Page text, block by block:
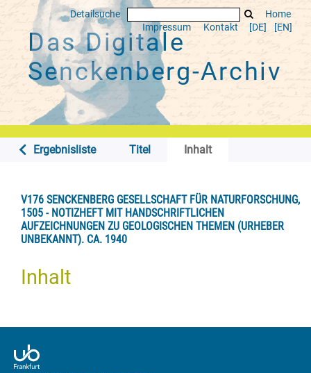
Detailsuche
Home
Impressum
Kontakt [DE] [EN]
Das Digitale
Senckenberg-Archiv
Ergebnisliste Titel Inhalt
V176 SENCKENBERG GESELLSCHAFT FÜR NATURFORSCHUNG,
1505 - NOTIZHEFT MIT HANDSCHRIFTLICHEN
AUFZEICHNUNGEN ZU GEOLOGISCHEN THEMEN (URHEBER
UNBEKANNT). CA. 1940
Inhalt